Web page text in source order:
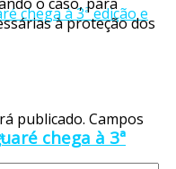
chega à 3ª
o caso, para
à proteção dos
publicado. Campos